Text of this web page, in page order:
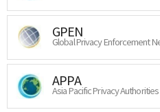
GPEN
Global Privacy Enforcement
APPA
Asia Pacific Privacy Authorities